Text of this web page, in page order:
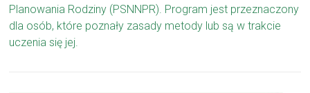
Planowania Rodziny (PSNNPR). Program jest przeznaczony
dla osób, które poznały zasady metody lub są w trakcie
uczenia się jej.